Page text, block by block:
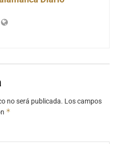
no será publicada. Los campos
*